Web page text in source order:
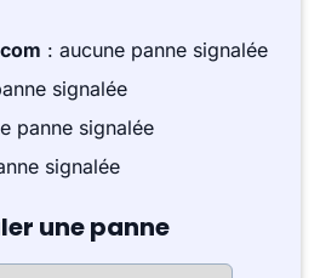
: aucune panne signalée
signalée
panne signalée
signalée
une panne